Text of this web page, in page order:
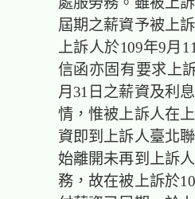
屆期之薪資予被上
上訴人於109年9月
信函亦固有要求上
月31日之薪資及利
情，惟被上訴人在
資即到上訴人臺北
始離開未再到上訴
務，故在被上訴於